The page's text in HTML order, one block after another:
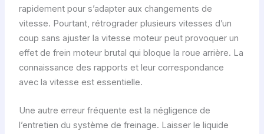
rapidement pour s’adapter aux changements de
vitesse. Pourtant, rétrograder plusieurs vitesses d’un
coup sans ajuster la vitesse moteur peut provoquer un
effet de frein moteur brutal qui bloque la roue arrière. La
connaissance des rapports et leur correspondance
avec la vitesse est essentielle.
Une autre erreur fréquente est la négligence de
l’entretien du système de freinage. Laisser le liquide